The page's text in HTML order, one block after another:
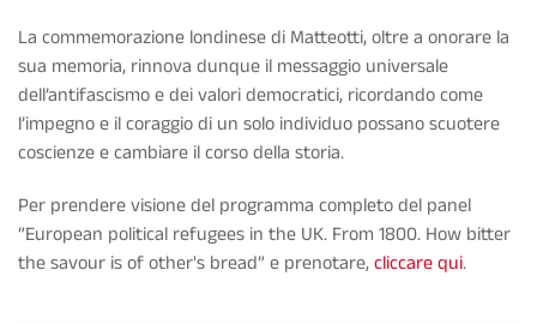
La commemorazione londinese di Matteotti, oltre a onorare la
sua memoria, rinnova dunque il messaggio universale
dell’antifascismo e dei valori democratici, ricordando come
l’impegno e il coraggio di un solo individuo possano scuotere
coscienze e cambiare il corso della storia.
Per prendere visione del programma completo del panel
“European political refugees in the UK. From 1800. How bitter
the savour is of other's bread” e prenotare,cliccare qui.